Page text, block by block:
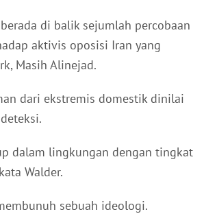
di balik sejumlah percobaan
aktivis oposisi Iran yang
Masih Alinejad.
dari ekstremis domestik dinilai
dalam lingkungan dengan tingkat
Walder.
sebuah ideologi.